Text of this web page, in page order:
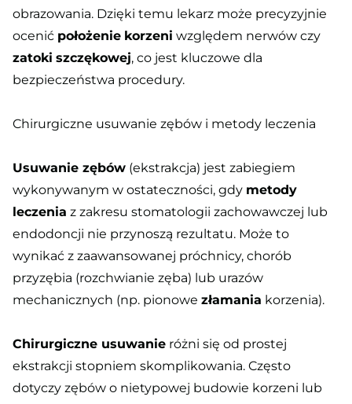
obrazowania. Dzięki temu lekarz może precyzyjnie
ocenić położenie korzeni względem nerwów czy
zatoki szczękowej, co jest kluczowe dla
bezpieczeństwa procedury.
Chirurgiczne usuwanie zębów i metody leczenia
Usuwanie zębów (ekstrakcja) jest zabiegiem
wykonywanym w ostateczności, gdy metody
leczenia z zakresu stomatologii zachowawczej lub
endodoncji nie przynoszą rezultatu. Może to
wynikać z zaawansowanej próchnicy, chorób
przyzębia (rozchwianie zęba) lub urazów
mechanicznych (np. pionowe złamania korzenia).
Chirurgiczne usuwanie różni się od prostej
ekstrakcji stopniem skomplikowania. Często
dotyczy zębów o nietypowej budowie korzeni lub